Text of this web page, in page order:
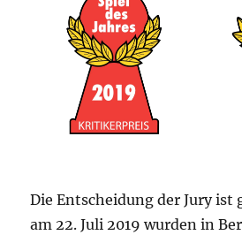
Die Entscheidung der Jury ist
am 22. Juli 2019 wurden in